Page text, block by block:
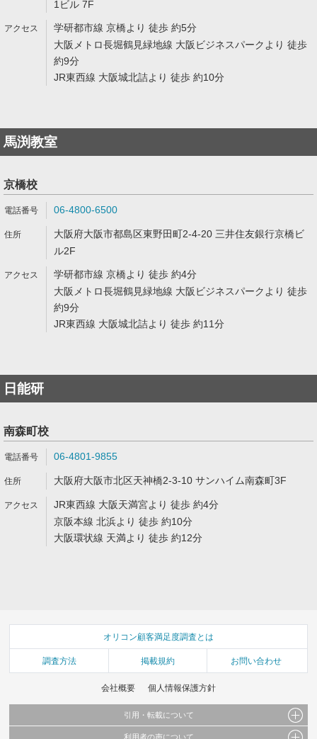
1ビル 7F
学研都市線 京橋より 徒歩 約5分
大阪メトロ長堀鶴見緑地線 大阪ビジネスパークより 徒歩
約9分
JR東西線 大阪城北詰より 徒歩 約10分
馬渕教室
京橋校
06-4800-6500
大阪府大阪市都島区東野田町2-4-20 三井住友銀行京橋ビ
ル2F
学研都市線 京橋より 徒歩 約4分
大阪メトロ長堀鶴見緑地線 大阪ビジネスパークより 徒歩
約9分
JR東西線 大阪城北詰より 徒歩 約11分
日能研
南森町校
06-4801-9855
大阪府大阪市北区天神橋2-3-10 サンハイム南森町3F
JR東西線 大阪天満宮より 徒歩 約4分
京阪本線 北浜より 徒歩 約10分
大阪環状線 天満より 徒歩 約12分
オリコン顧客満足度調査とは
調査方法 掲載規約 お問い合わせ
会社概要 個人情報保護方針
引用・転載について
利用者の声について